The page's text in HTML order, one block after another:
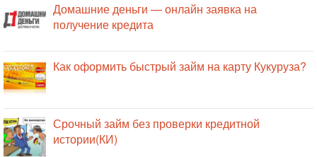
Домашние деньги — онлайн заявка на
получение кредита
Как оформить быстрый займ на карту Кукуруза?
Срочный займ без проверки кредитной
истории(КИ)